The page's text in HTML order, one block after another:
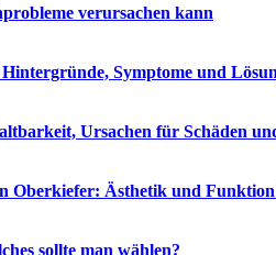
verursachen kann
Symptome und
Ursachen für Schäden
Oberkiefer: Ästhetik und
sollte man wählen?